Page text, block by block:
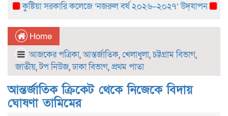
কুষ্টিয়া সরকারি কলেজে ‘নজরুল বর্ষ ২০২৬–২০২৭’ উদ্‌যাপন
Home
আজকের পত্রিকা,আন্তর্জাতিক,খেলাধুলা,চট্টগ্রাম বিভাগ,
জাতীয়,টপ নিউজ,ঢাকা বিভাগ,প্রথম পাতা
আন্তর্জাতিক ক্রিকেট থেকে নিজেকে বিদায়
ঘোষণা তামিমের